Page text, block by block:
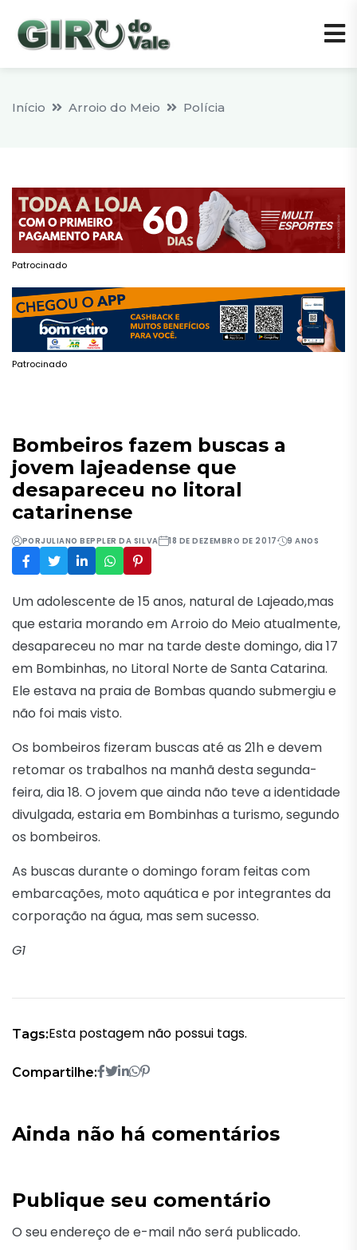
Início Arroio do Meio Polícia
Patrocinado
Patrocinado
Bombeiros fazem buscas a
jovem lajeadense que
desapareceu no litoral
catarinense
PORJULIANO BEPPLER DA SILVA 18 DE DEZEMBRO DE 2017 9 ANOS
Um adolescente de 15 anos, natural de Lajeado,mas
que estaria morando em Arroio do Meio atualmente,
desapareceu no mar na tarde deste domingo, dia 17
em Bombinhas, no Litoral Norte de Santa Catarina.
Ele estava na praia de Bombas quando submergiu e
não foi mais visto.
Os bombeiros fizeram buscas até as 21h e devem
retomar os trabalhos na manhã desta segunda-
feira, dia 18. O jovem que ainda não teve a identidade
divulgada, estaria em Bombinhas a turismo, segundo
os bombeiros.
As buscas durante o domingo foram feitas com
embarcações, moto aquática e por integrantes da
corporação na água, mas sem sucesso.
G1
Tags:Esta postagem não possui tags.
Compartilhe:
Ainda não há comentários
Publique seu comentário
O seu endereço de e-mail não será publicado.